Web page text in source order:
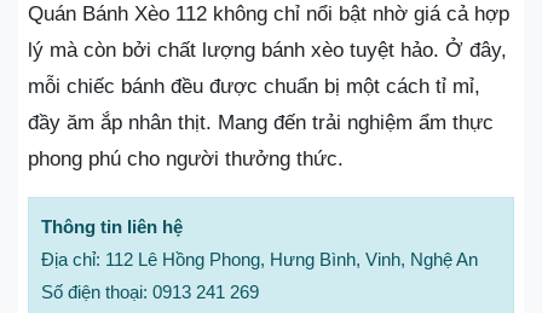
Quán Bánh Xèo 112 không chỉ nổi bật nhờ giá cả hợp
lý mà còn bởi chất lượng bánh xèo tuyệt hảo. Ở đây,
mỗi chiếc bánh đều được chuẩn bị một cách tỉ mỉ,
đầy ăm ắp nhân thịt. Mang đến trải nghiệm ẩm thực
phong phú cho người thưởng thức.
Thông tin liên hệ
Địa chỉ: 112 Lê Hồng Phong, Hưng Bình, Vinh, Nghệ An
Số điện thoại: 0913 241 269